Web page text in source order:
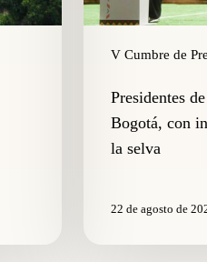
V Cumbre de
la
protección
selvaPresidentes
Bogotá, con
la selva
22 de agosto de